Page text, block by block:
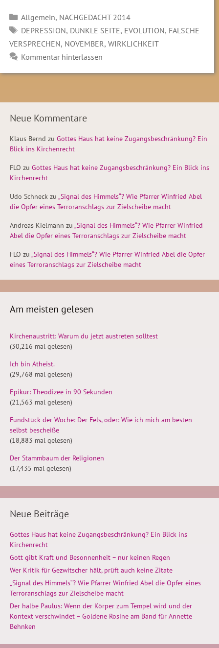
Kategorien
Allgemein, NACHGEDACHT 2014
SCHLAGWÖRTER
DEPRESSION, DUNKLE SEITE, EVOLUTION, FALSCHE
VERSPRECHEN, NOVEMBER,WIRKLICHKEIT
Kommentar hinterlassen
Neue Kommentare
Klaus Bernd zu Gottes Haus hat keine Zugangsbeschränkung? Ein
Blick ins Kirchenrecht
FLO zu Gottes Haus hat keine Zugangsbeschränkung? Ein Blick ins
Kirchenrecht
Udo Schneck zu „Signal des Himmels“? Wie Pfarrer Winfried Abel
die Opfer eines Terroranschlags zur Zielscheibe macht
Andreas Kielmann zu „Signal des Himmels“? Wie Pfarrer Winfried
Abel die Opfer eines Terroranschlags zur Zielscheibe macht
FLO zu „Signal des Himmels“? Wie Pfarrer Winfried Abel die Opfer
eines Terroranschlags zur Zielscheibe macht
Am meisten gelesen
Kirchenaustritt: Warum du jetzt austreten solltest
(30,216 mal gelesen)
Ich bin Atheist.
(29,768 mal gelesen)
Epikur: Theodizee in 90 Sekunden
(21,563 mal gelesen)
Fundstück der Woche: Der Fels, oder: Wie ich mich am besten
selbst bescheiße
(18,883 mal gelesen)
Der Stammbaum der Religionen
(17,435 mal gelesen)
Neue Beiträge
Gottes Haus hat keine Zugangsbeschränkung? Ein Blick ins
Kirchenrecht
Gott gibt Kraft und Besonnenheit – nur keinen Regen
Wer Kritik für Gezwitscher hält, prüft auch keine Zitate
„Signal des Himmels“? Wie Pfarrer Winfried Abel die Opfer eines
Terroranschlags zur Zielscheibe macht
Der halbe Paulus: Wenn der Körper zum Tempel wird und der
Kontext verschwindet – Goldene Rosine am Band für Annette
Behnken